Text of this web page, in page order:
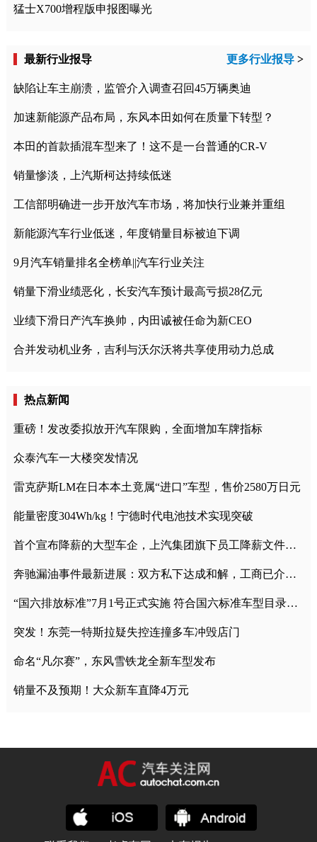
猛士X700增程版申报图曝光
最新行业报导 更多行业报导 >
缺陷让车主崩溃，监管介入调查召回45万辆奥迪
加速新能源产品布局，东风本田如何在质量下转型？
本田的首款插混车型来了！这不是一台普通的CR-V
销量惨淡，上汽斯柯达持续低迷
工信部明确进一步开放汽车市场，将加快行业兼并重组
新能源汽车行业低迷，年度销量目标被迫下调
9月汽车销量排名全榜单||汽车行业关注
销量下滑业绩恶化，长安汽车预计最高亏损28亿元
业绩下滑日产汽车换帅，内田诚被任命为新CEO
合并发动机业务，吉利与沃尔沃将共享使用动力总成
热点新闻
重磅！发改委拟放开汽车限购，全面增加车牌指标
众泰汽车一大楼突发情况
雷克萨斯LM在日本本土竟属“进口”车型，售价2580万日元
能量密度304Wh/kg！宁德时代电池技术实现突破
首个宣布降薪的大型车企，上汽集团旗下员工降薪文件曝光
奔驰漏油事件最新进展：双方私下达成和解，工商已介入调查
“国六排放标准”7月1号正式实施 符合国六标准车型目录一览
突发！东莞一特斯拉疑失控连撞多车冲毁店门
命名“凡尔赛”，东风雪铁龙全新车型发布
销量不及预期！大众新车直降4万元